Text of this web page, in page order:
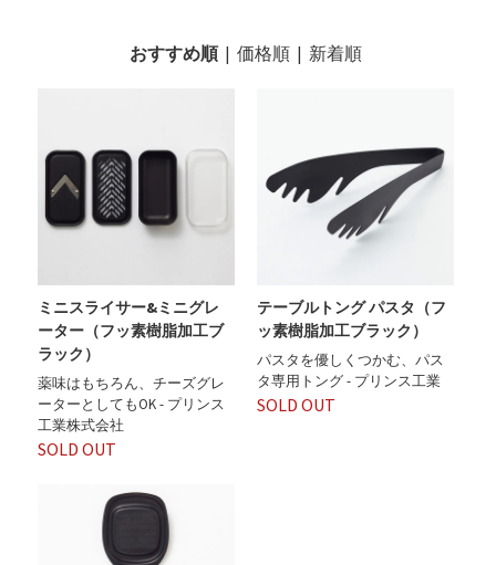
おすすめ順| 価格順| 新着順
ミニスライサー&ミニグレ
ーター（フッ素樹脂加工ブ
ラック）
薬味はもちろん、チーズグレ
ーターとしてもOK - プリンス
工業株式会社
SOLD OUT
テーブルトング パスタ（フ
ッ素樹脂加工ブラック）
パスタを優しくつかむ、パス
タ専用トング - プリンス工業
SOLD OUT